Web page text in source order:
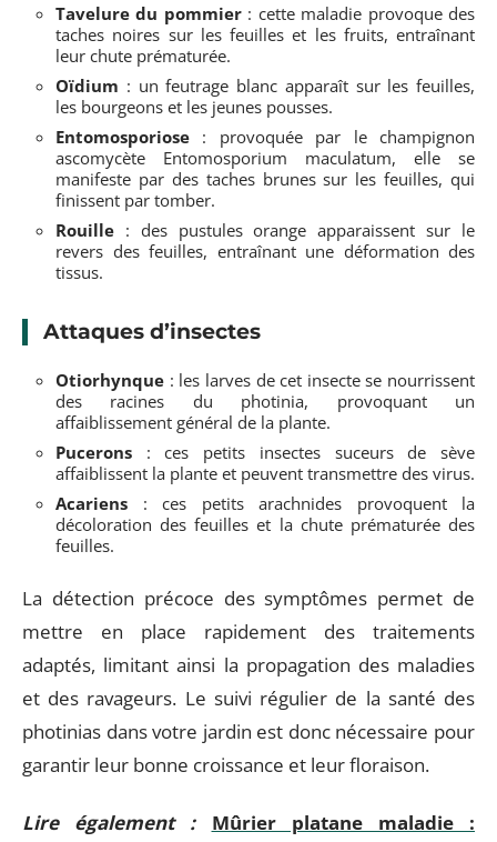
Tavelure du pommier: cette maladie provoque des
taches noires sur les feuilles et les fruits, entraînant
leur chute prématurée.
Oïdium : un feutrage blanc apparaît sur les feuilles,
les bourgeons et les jeunes pousses.
Entomosporiose : provoquée par le champignon
ascomycète Entomosporium maculatum, elle se
manifeste par des taches brunes sur les feuilles, qui
finissent par tomber.
Rouille : des pustules orange apparaissent sur le
revers des feuilles, entraînant une déformation des
tissus.
Attaques d’insectes
Otiorhynque : les larves de cet insecte se nourrissent
des racines du photinia, provoquant un
affaiblissement général de la plante.
Pucerons : ces petits insectes suceurs de sève
affaiblissent la plante et peuvent transmettre des virus.
Acariens : ces petits arachnides provoquent la
décoloration des feuilles et la chute prématurée des
feuilles.
La détection précoce des symptômes permet de
mettre en place rapidement des traitements
adaptés, limitant ainsi la propagation des maladies
et des ravageurs. Le suivi régulier de la santé des
photinias dans votre jardin est donc nécessaire pour
garantir leur bonne croissance et leur floraison.
Lire également :
Mûrier platane maladie :